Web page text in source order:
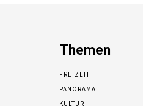
Themen
FREIZEIT
PANORAMA
KULTUR